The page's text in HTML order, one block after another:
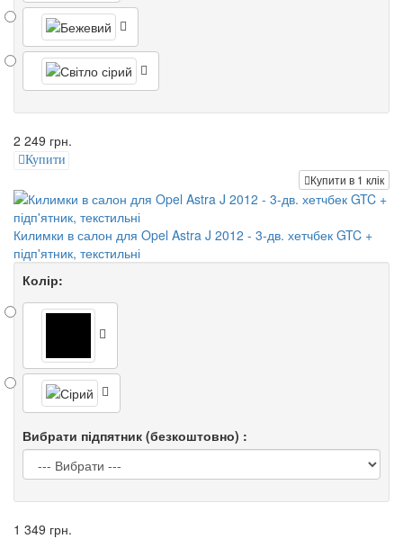
2 249 грн.
Купити
Купити в 1 клік
Килимки в салон для Opel Astra J 2012 - 3-дв. хетчбек GTC +
підп'ятник, текстильні
Колір:
Вибрати підпятник (безкоштовно) :
1 349 грн.